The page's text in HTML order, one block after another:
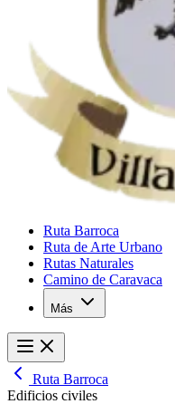
Ruta Barroca
Ruta de Arte Urbano
Rutas Naturales
Camino de Caravaca
Más
Ruta Barroca
Edificios civiles